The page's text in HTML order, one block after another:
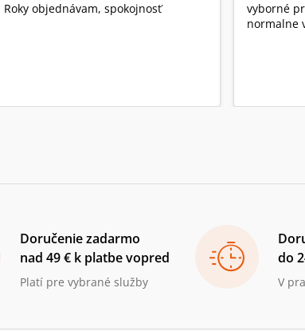
Roky objednávam, spokojnosť
vyborné
normalne
Doručenie zadarmo
nad 49 € k platbe vopred
Platí pre vybrané služby
do
V